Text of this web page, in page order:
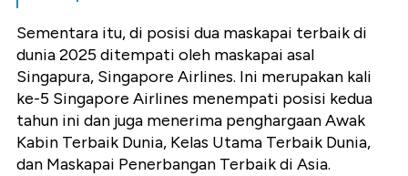
Sementara itu, di posisi dua maskapai terbaik di
dunia 2025 ditempati oleh maskapai asal
Singapura, Singapore Airlines. Ini merupakan kali
ke-5 Singapore Airlines menempati posisi kedua
tahun ini dan juga menerima penghargaan Awak
Kabin Terbaik Dunia, Kelas Utama Terbaik Dunia,
dan Maskapai Penerbangan Terbaik di Asia.